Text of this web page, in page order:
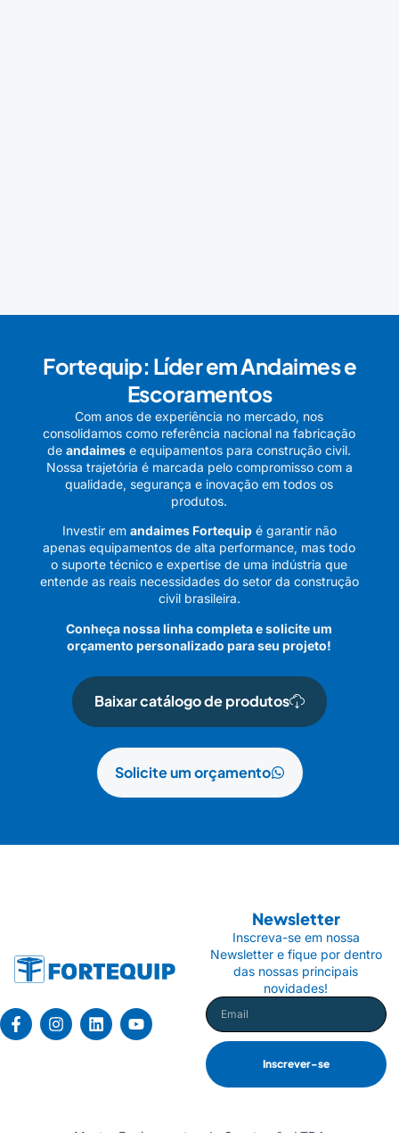
Fortequip: Líder em Andaimes e
Escoramentos
Com anos de experiência no mercado, nos
consolidamos como referência nacional na fabricação
deandaimes e equipamentos para construção civil.
Nossa trajetória é marcada pelo compromisso com a
qualidade, segurança e inovação em todos os
produtos.
Investir em andaimes Fortequipé garantir não
apenas equipamentos de alta performance, mas todo
o suporte técnico e expertise de uma indústria que
entende as reais necessidades do setor da construção
civil brasileira.
Conheça nossa linha completa e solicite um
orçamento personalizado para seu projeto!
Baixar catálogo de produtos
Solicite um orçamento
Newsletter
Inscreva-se em nossa
Newsletter e fique por dentro
das nossas principais
novidades!
Inscrever-se